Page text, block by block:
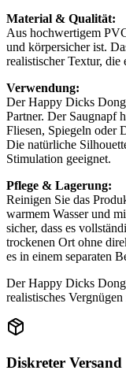
Material & Qualität:
Aus hochwertigem
und körpersicher ist.
realistischer Textur, die
Verwendung:
Der Happy Dicks
Partner. Der Saugnapf
Fliesen, Spiegeln oder
Die natürliche
Stimulation geeignet.
Pflege & Lagerung:
Reinigen Sie das
warmem Wasser und
sicher, dass es
trockenen Ort ohne
es in einem separaten
Der Happy Dicks
realistisches
Diskreter Versand